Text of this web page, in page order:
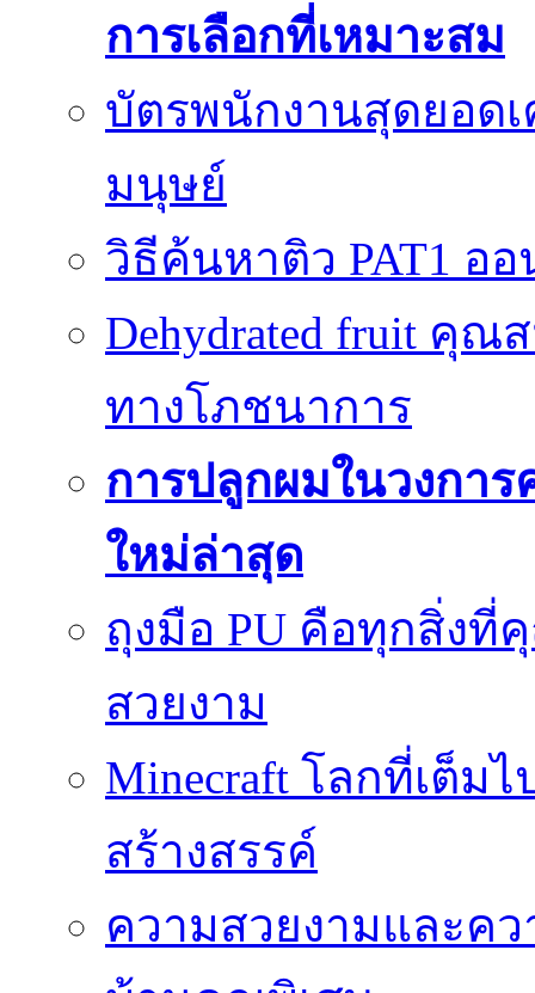
การเลือกที่เหมาะสม
บัตรพนักงานสุดยอด
มนุษย์
วิธีค้นหาติว PAT1 อ
Dehydrated fruit คุ
ทางโภชนาการ
การปลูกผมในวงกา
ใหม่ล่าสุด
ถุงมือ PU คือทุกสิ่งที่
สวยงาม
Minecraft โลกที่เต็ม
สร้างสรรค์
ความสวยงามและค